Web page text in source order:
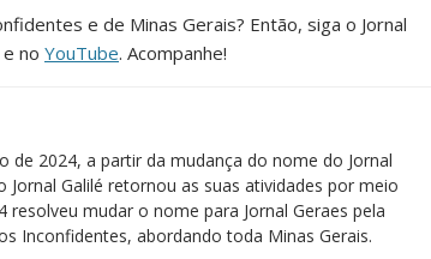
e de Minas Gerais? Então, siga o Jornal
e no YouTube. Acompanhe!
de 2024, a partir da mudança do nome do Jornal
Galilé retornou as suas atividades por meio
mudar o nome para Jornal Geraes pela
Inconfidentes, abordando toda Minas Gerais.